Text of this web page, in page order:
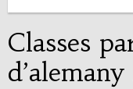
Classes